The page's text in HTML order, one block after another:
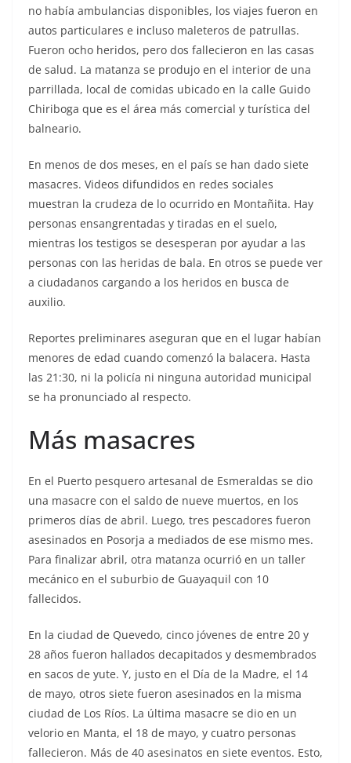
no había ambulancias disponibles, los viajes fueron en
autos particulares e incluso maleteros de patrullas.
Fueron ocho heridos, pero dos fallecieron en las casas
de salud. La matanza se produjo en el interior de una
parrillada, local de comidas ubicado en la calle Guido
Chiriboga que es el área más comercial y turística del
balneario.
En menos de dos meses, en el país se han dado siete
masacres. Videos difundidos en redes sociales
muestran la crudeza de lo ocurrido en Montañita. Hay
personas ensangrentadas y tiradas en el suelo,
mientras los testigos se desesperan por ayudar a las
personas con las heridas de bala. En otros se puede ver
a ciudadanos cargando a los heridos en busca de
auxilio.
Reportes preliminares aseguran que en el lugar habían
menores de edad cuando comenzó la balacera. Hasta
las 21:30, ni la policía ni ninguna autoridad municipal
se ha pronunciado al respecto.
Más masacres
En el Puerto pesquero artesanal de Esmeraldas se dio
una masacre con el saldo de nueve muertos, en los
primeros días de abril. Luego, tres pescadores fueron
asesinados en Posorja a mediados de ese mismo mes.
Para finalizar abril, otra matanza ocurrió en un taller
mecánico en el suburbio de Guayaquil con 10
fallecidos.
En la ciudad de Quevedo, cinco jóvenes de entre 20 y
28 años fueron hallados decapitados y desmembrados
en sacos de yute. Y, justo en el Día de la Madre, el 14
de mayo, otros siete fueron asesinados en la misma
ciudad de Los Ríos. La última masacre se dio en un
velorio en Manta, el 18 de mayo, y cuatro personas
fallecieron. Más de 40 asesinatos en siete eventos. Esto,